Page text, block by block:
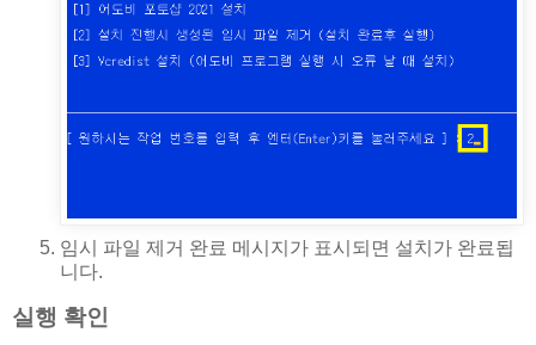
임시 파일 제거 완료 메시지가 표시되면 설치가 완료됩
니다.
실행 확인